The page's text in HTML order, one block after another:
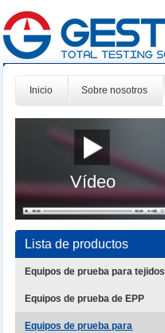
Inicio Sobre nosotros
Vídeo
Lista de productos
Equipos de prueba para tejidos
Equipos de prueba de EPP
Equipos de prueba para